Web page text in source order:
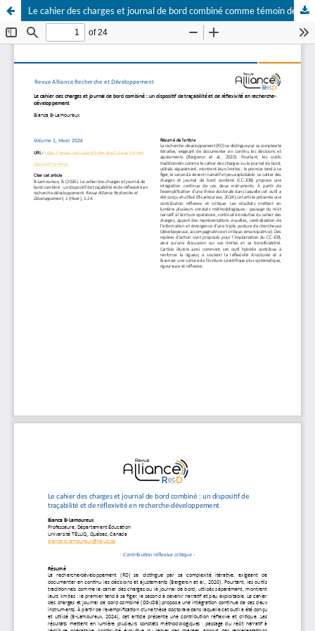
Le cahier des charges et journal de bord combiné comme témoin de l’évolution d'une posture de chercheuse ainsi qu’outil de consignation et de suivi de la démarche de recherche-développement